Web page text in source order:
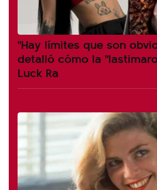
"Hay límites que son
detalló cómo la
Luck Ra